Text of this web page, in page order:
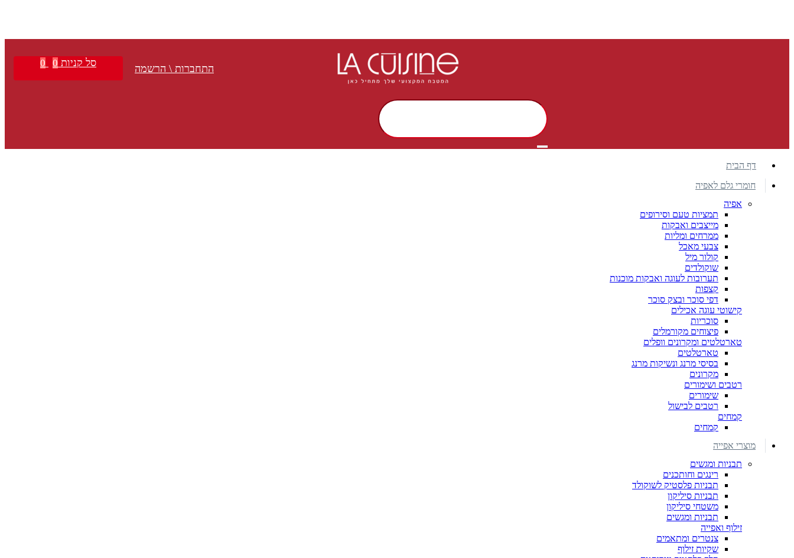
התחברות \ הרשמה סל קניות 0
0
דף הבית
חומרי גלם לאפיה
אפיה
תמציות טעם וסירופים
מייצבים ואבקות
ממרחים ומליות
צבעי מאכל
קולור מיל
שוקולדים
תערובות לעוגה ואבקות מוכנות
קצפות
דפי סוכר ובצק סוכר
קישוטי עוגה אכילים
סוכריות
פיצוחים מקורמלים
טארטלטים ומקרונים וופלים
טארטלטים
בסיסי מרנג ונשיקות מרנג
מקרונים
רטבים ושימורים
שימורים
רטבים לבישול
קמחים
קמחים
מוצרי אפייה
תבניות ומגשים
רינגים וחותכנים
תבניות פלסטיק לשוקולד
תבניות סיליקון
משטחי סיליקון
תבניות ומגשים
זילוף ואפייה
צנטרים ומתאמים
שקיות זילוף